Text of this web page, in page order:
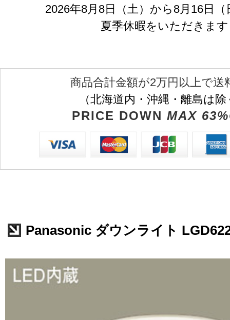
2026年8月8日（土）から8月16日
夏季休暇をいただきます
商品合計金額が2万円以上で送
（北海道内・沖縄・離島は
PRICE DOWN MAX
Panasonic ダウンライト